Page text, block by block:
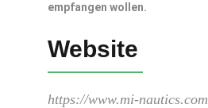
empfangen wollen.
Website
https://www.mi-nautics.com